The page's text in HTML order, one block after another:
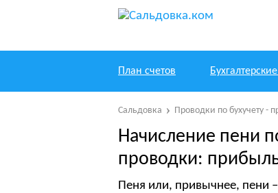
План счетов
Сальдовка Проводки по бухучету -
Начисление пени
проводки:
Пеня или, привычнее, пени